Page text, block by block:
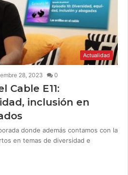
Actualidad
28, 2023 0
Cable E11:
inclusión en
donde además contamos con la
en temas de diversidad e